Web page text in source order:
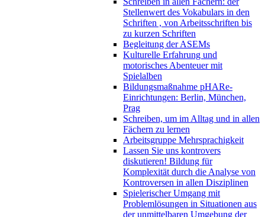
Stellenwert des Vokabulars in den
Schriften , von Arbeitsschriften bis
zu kurzen Schriften
Begleitung der ASEMs
Kulturelle Erfahrung und
motorisches Abenteuer mit
Spielalben
Bildungsmaßnahme pHARe-
Einrichtungen: Berlin, München,
Prag
Schreiben, um im Alltag und in allen
Fächern zu lernen
Arbeitsgruppe Mehrsprachigkeit
Lassen Sie uns kontrovers
diskutieren! Bildung für
Komplexität durch die Analyse von
Kontroversen in allen Disziplinen
Spielerischer Umgang mit
Problemlösungen in Situationen aus
der unmittelbaren Umgebung der